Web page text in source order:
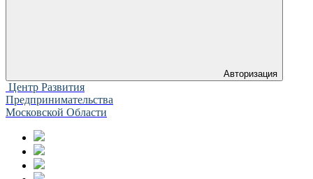
Авторизация
Центр Развития
Предпринимательства
Московской Области